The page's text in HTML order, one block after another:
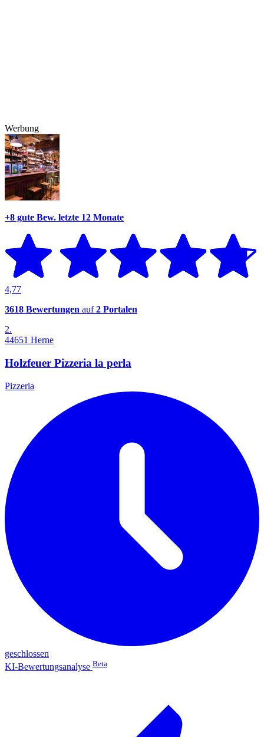
Werbung
+8 gute Bew. letzte 12 Monate
4,77
3618 Bewertungen auf2 Portalen
2.
44651 Herne
Holzfeuer Pizzeria la perla
Pizzeria
geschlossen
KI-Bewertungsanalyse Beta